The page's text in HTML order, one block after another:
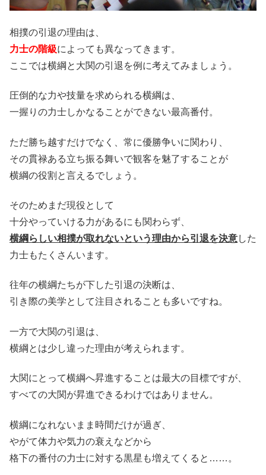
相撲の引退の理由は、
力士の階級によっても異なってきます。
ここでは横綱と大関の引退を例に考えてみましょう。
圧倒的な力や技量を求められる横綱は、
一握りの力士しかなることができない最高番付。
ただ勝ち越すだけでなく、常に優勝争いに関わり、
その貫禄ある立ち振る舞いで観客を魅了することが
横綱の役割と言えるでしょう。
そのためまだ現役として
十分やっていける力があるにも関わらず、
横綱らしい相撲が取れないという理由から引退を決意した
力士もたくさんいます。
往年の横綱たちが下した引退の決断は、
引き際の美学として注目されることも多いですね。
一方で大関の引退は、
横綱とは少し違った理由が考えられます。
大関にとって横綱へ昇進することは最大の目標ですが、
すべての大関が昇進できるわけではありません。
横綱になれないまま時間だけが過ぎ、
やがて体力や気力の衰えなどから
格下の番付の力士に対する黒星も増えてくると……。